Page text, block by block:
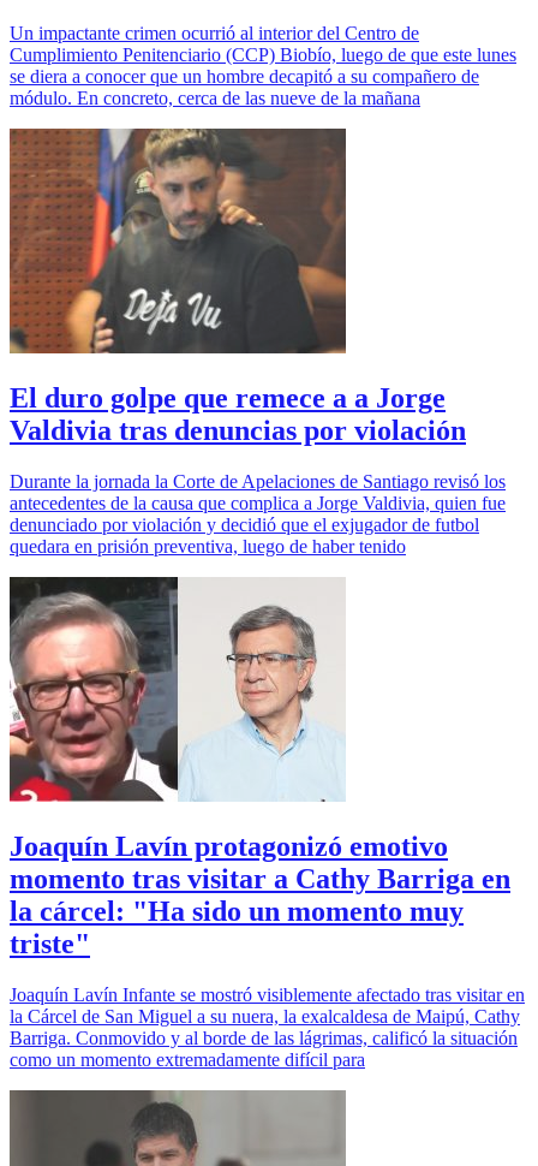
Un impactante crimen ocurrió al interior del Centro de
Cumplimiento Penitenciario (CCP) Biobío, luego de que este lunes
se diera a conocer que un hombre decapitó a su compañero de
módulo. En concreto, cerca de las nueve de la mañana
El duro golpe que remece a a Jorge
Valdivia tras denuncias por violación
Durante la jornada la Corte de Apelaciones de Santiago revisó los
antecedentes de la causa que complica a Jorge Valdivia, quien fue
denunciado por violación y decidió que el exjugador de futbol
quedara en prisión preventiva, luego de haber tenido
Joaquín Lavín protagonizó emotivo
momento tras visitar a Cathy Barriga en
la cárcel: "Ha sido un momento muy
triste"
Joaquín Lavín Infante se mostró visiblemente afectado tras visitar en
la Cárcel de San Miguel a su nuera, la exalcaldesa de Maipú, Cathy
Barriga. Conmovido y al borde de las lágrimas, calificó la situación
como un momento extremadamente difícil para